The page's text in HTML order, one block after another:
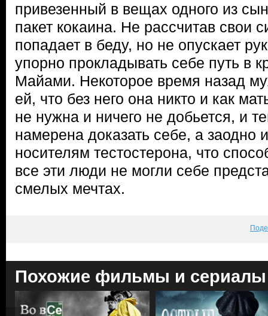
привезенный в вещах одного из
пакет кокаина. Не рассчитав свои
попадает в беду, но не опускает
упорно прокладывать себе путь в
Майами. Некоторое время назад
ей, что без него она никто и как
не нужна и ничего не добьется, и
намерена доказать себе, а
носителям тестостерона, что
все эти люди не могли себе
смелых мечтах.
Похожие фильмы и сериалы